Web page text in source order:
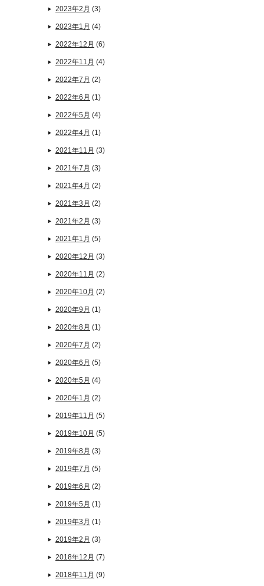
2023年2月 (3)
2023年1月 (4)
2022年12月 (6)
2022年11月 (4)
2022年7月 (2)
2022年6月 (1)
2022年5月 (4)
2022年4月 (1)
2021年11月 (3)
2021年7月 (3)
2021年4月 (2)
2021年3月 (2)
2021年2月 (3)
2021年1月 (5)
2020年12月 (3)
2020年11月 (2)
2020年10月 (2)
2020年9月 (1)
2020年8月 (1)
2020年7月 (2)
2020年6月 (5)
2020年5月 (4)
2020年1月 (2)
2019年11月 (5)
2019年10月 (5)
2019年8月 (3)
2019年7月 (5)
2019年6月 (2)
2019年5月 (1)
2019年3月 (1)
2019年2月 (3)
2018年12月 (7)
2018年11月 (9)